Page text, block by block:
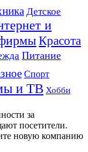
Детское
и
Красота
Питание
Спорт
и ТВ Хобби
за
посетители.
новую компанию